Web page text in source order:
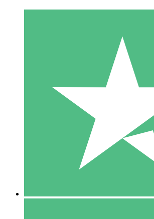
Individuelle Credit-
Zahlen Sie nach Bedarf mit Download-
monatliche Verpflichtung
10 00